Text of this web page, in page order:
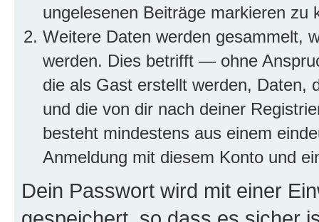
ungelesenen Beiträge markieren zu
Weitere Daten werden gesammelt,
werden. Dies betrifft — ohne
die als Gast erstellt werden, Daten,
und die von dir nach deiner
besteht mindestens aus einem
Anmeldung mit diesem Konto und
Dein Passwort wird mit einer